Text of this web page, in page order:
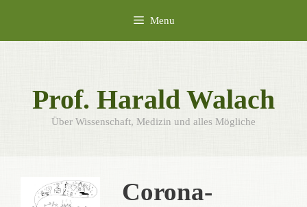
content
Menu
Prof. Harald Walach
Über Wissenschaft, Medizin und alles Mögliche
Corona-